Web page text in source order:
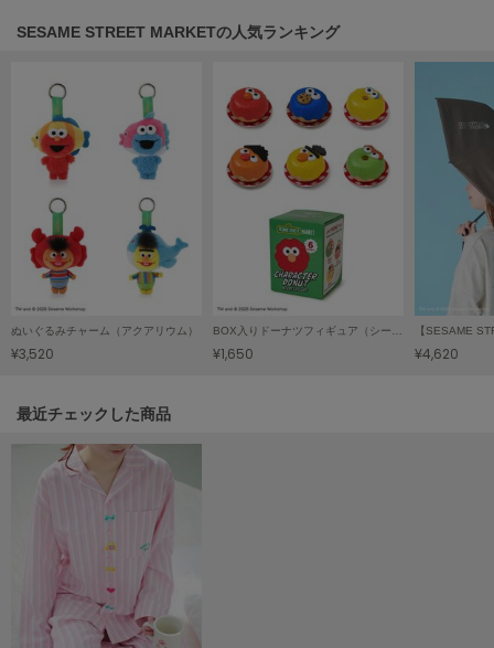
ラート
le coq sportif
ルコックスポルティフ
LeSportsac
レスポートサック
LILY BROWN
リリーブラウン
LILY BROWN Lingerie
リトルユニオン トウキョウ
made of Organics
メイドオブオーガニクス
MICHU COQUETTE
ミチュ コケット
MIESROHE
ミースロエ
SESAME STREET MARKETの人気ランキング
ぬいぐるみチャーム（アクアリウム）
¥3,520
BOX入りドーナツフィギュア（シークレット）
¥1,650 ¥4,620
関連記事
最近チェックした商品